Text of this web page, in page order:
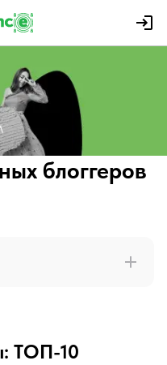
блоггеров
ТОП-10